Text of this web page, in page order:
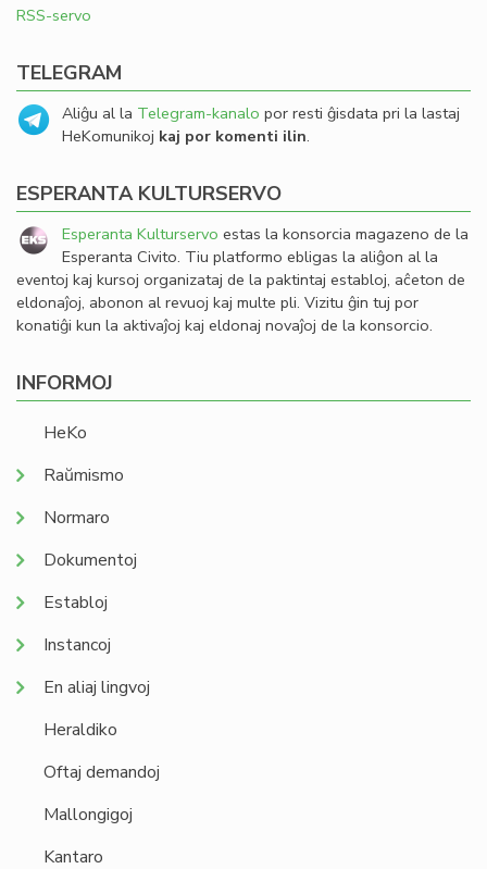
RSS-servo
TELEGRAM
Aliĝu al la Telegram-kanalo por resti ĝisdata pri la lastaj
HeKomunikoj kaj por komenti ilin.
ESPERANTA KULTURSERVO
Esperanta Kulturservo estas la konsorcia magazeno de la
Esperanta Civito. Tiu platformo ebligas la aliĝon al la
eventoj kaj kursoj organizataj de la paktintaj establoj, aĉeton de
eldonaĵoj, abonon al revuoj kaj multe pli. Vizitu ĝin tuj por
konatiĝi kun la aktivaĵoj kaj eldonaj novaĵoj de la konsorcio.
INFORMOJ
HeKo
Raŭmismo
Normaro
Dokumentoj
Establoj
Instancoj
En aliaj lingvoj
Heraldiko
Oftaj demandoj
Mallongigoj
Kantaro